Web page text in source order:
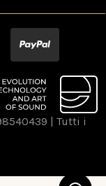
| Tutti i